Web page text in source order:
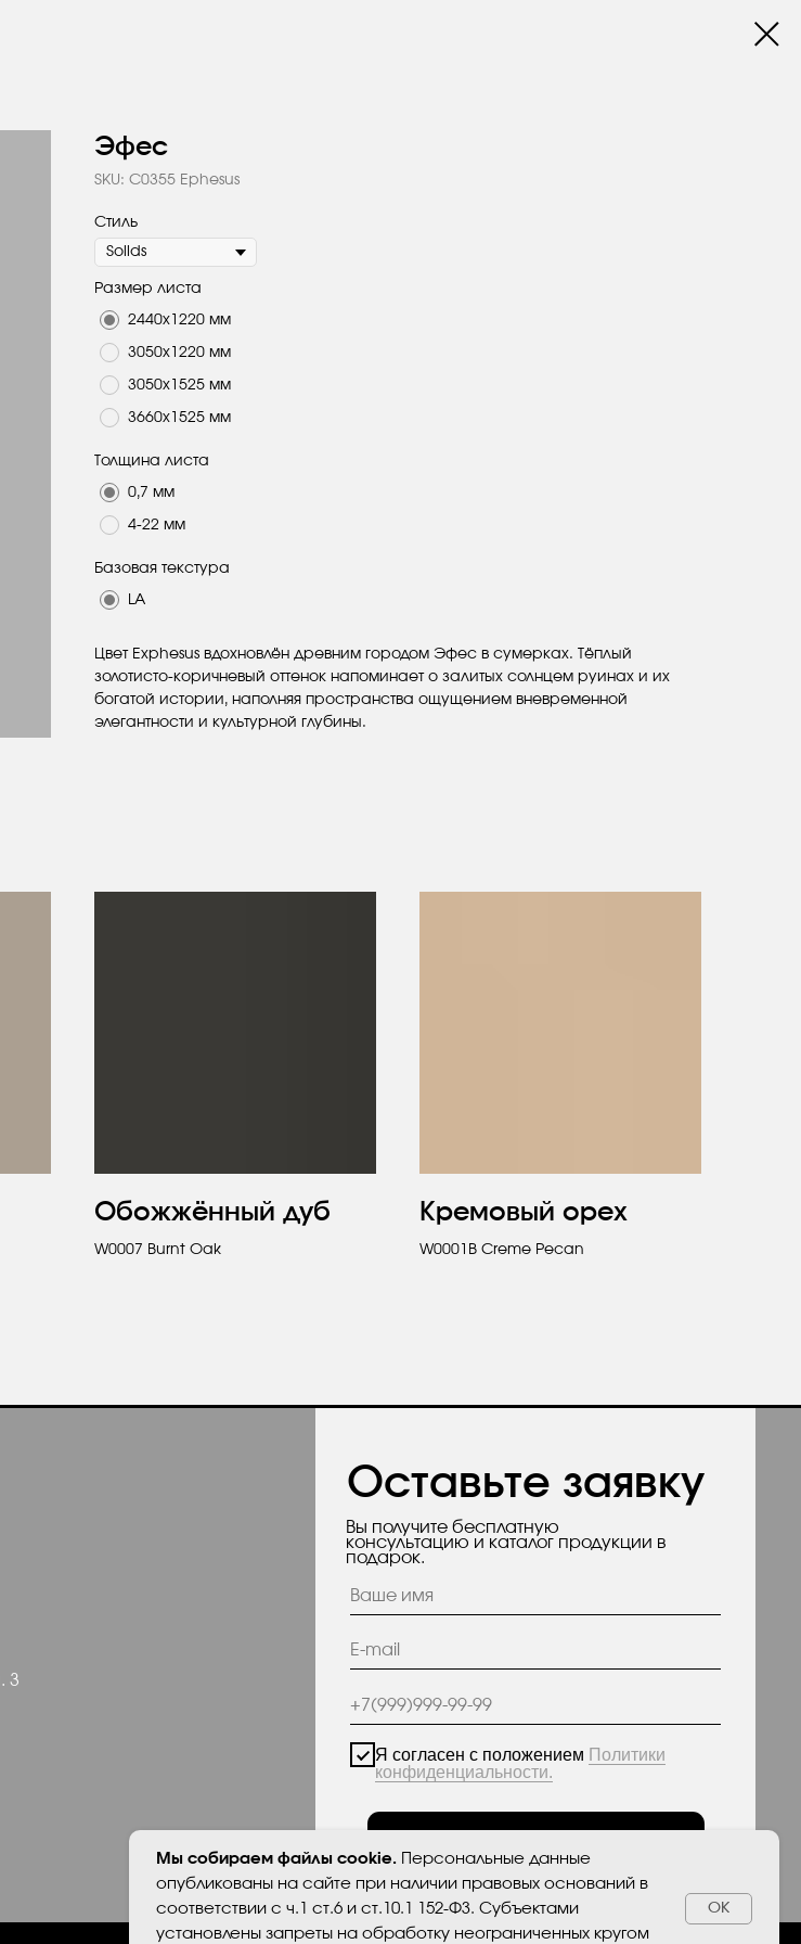
Эфес
SKU: C0355 Ephesus
Стиль
Размер листа
2440х1220 мм
3050х1220 мм
3050х1525 мм
3660х1525 мм
Толщина листа
0,7 мм
4-22 мм
Базовая текстура
LA
Цвет Exphesus вдохновлён древним городом Эфес в сумерках. Тёплый
золотисто-коричневый оттенок напоминает о залитых солнцем руинах и их
богатой истории, наполняя пространства ощущением вневременной
элегантности и культурной глубины.
Обожжённый дуб
W0007 Burnt Oak
Кремовый орех
W0001B Creme Pecan
Я согласен с положением
Отправить
Персональные данные опубликованы на сайте при наличии правовых
оснований в соответствии с ч.1 ст.6 и ст.10.1 152-ФЗ. Субъектами
установлены запреты на обработку неограниченных кругом лиц
опубликованных персональных данных.
Мы собираем файлы cookie. Персональные данные
опубликованы на сайте при наличии правовых оснований в
соответствии с ч.1 ст.6 и ст.10.1 152-ФЗ. Субъектами
установлены запреты на обработку неограниченных кругом
ОК